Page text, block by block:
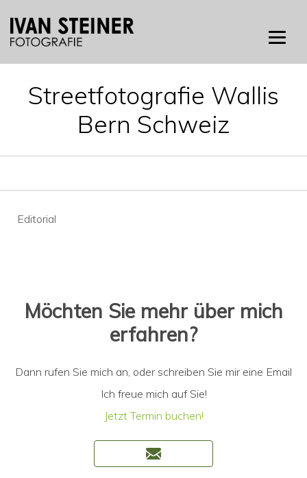
Streetfotografie Wallis
Bern Schweiz
Beitragsnavigation
Editorial
Möchten Sie mehr über mich
erfahren?
Dann rufen Sie mich an, oder schreiben Sie mir eine Email
Ich freue mich auf Sie!
Jetzt Termin buchen!